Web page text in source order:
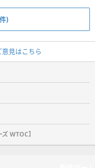
)
見はこちら
WTOC】